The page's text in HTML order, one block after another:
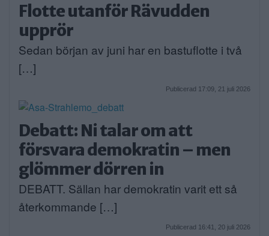
Flotte utanför Rävudden
upprör
Sedan början av juni har en bastuflotte i två
[…]
Publicerad 17:09, 21 juli 2026
Debatt: Ni talar om att
försvara demokratin – men
glömmer dörren in
DEBATT. Sällan har demokratin varit ett så
återkommande […]
Publicerad 16:41, 20 juli 2026